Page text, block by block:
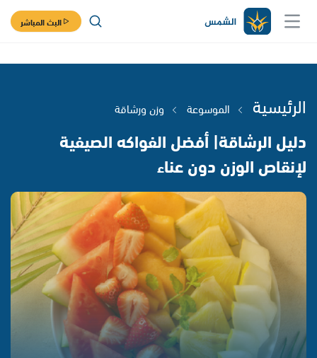
البث المباشر
الرئيسية الموسوعة وزن ورشاقة
دليل الرشاقة| أفضل الفواكه الصيفية
لإنقاص الوزن دون عناء